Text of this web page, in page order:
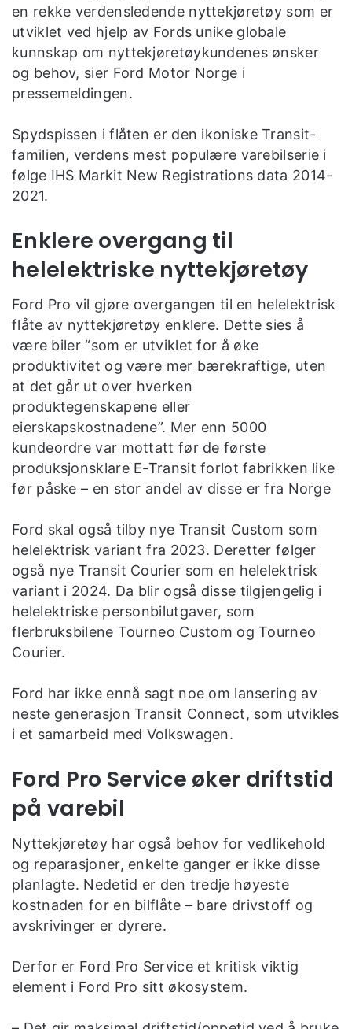
en rekke verdensledende nyttekjøretøy som er
utviklet ved hjelp av Fords unike globale
kunnskap om nyttekjøretøykundenes ønsker
og behov, sier Ford Motor Norge i
pressemeldingen.
Spydspissen i flåten er den ikoniske Transit-
familien, verdens mest populære varebilserie i
følge IHS Markit New Registrations data 2014-
2021.
Enklere overgang til
helelektriske nyttekjøretøy
Ford Pro vil gjøre overgangen til en helelektrisk
flåte av nyttekjøretøy enklere. Dette sies å
være biler “som er utviklet for å øke
produktivitet og være mer bærekraftige, uten
at det går ut over hverken
produktegenskapene eller
eierskapskostnadene”. Mer enn 5000
kundeordre var mottatt før de første
produksjonsklare E-Transit forlot fabrikken like
før påske – en stor andel av disse er fra Norge
Ford skal også tilby nye Transit Custom som
helelektrisk variant fra 2023. Deretter følger
også nye Transit Courier som en helelektrisk
variant i 2024. Da blir også disse tilgjengelig i
helelektriske personbilutgaver, som
flerbruksbilene Tourneo Custom og Tourneo
Courier.
Ford har ikke ennå sagt noe om lansering av
neste generasjon Transit Connect, som utvikles
i et samarbeid med Volkswagen.
Ford Pro Service øker driftstid
på varebil
Nyttekjøretøy har også behov for vedlikehold
og reparasjoner, enkelte ganger er ikke disse
planlagte. Nedetid er den tredje høyeste
kostnaden for en bilflåte – bare drivstoff og
avskrivinger er dyrere.
Derfor er Ford Pro Service et kritisk viktig
element i Ford Pro sitt økosystem.